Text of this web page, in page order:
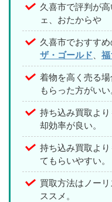
久喜市で評判が
ェ、おたからや
久喜市でおすす
ザ・ゴールド
着物を高く売る
もらった方がいい
持ち込み買取よ
却効率が良い。
持ち込み買取よ
てもらいやすい。
買取方法はノー
ススメ。